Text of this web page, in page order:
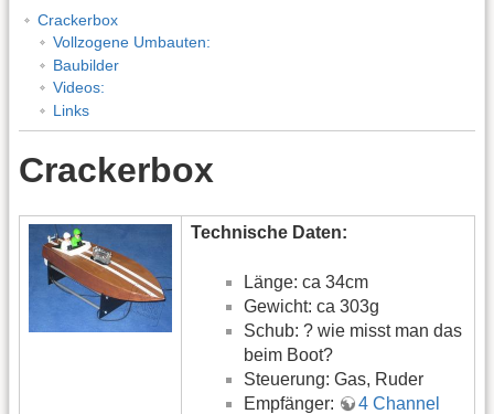
Crackerbox
Vollzogene Umbauten:
Baubilder
Videos:
Links
Crackerbox
Technische Daten:
Länge: ca 34cm
Gewicht: ca 303g
Schub: ? wie misst man das
beim Boot?
Steuerung: Gas, Ruder
Empfänger:
4 Channel